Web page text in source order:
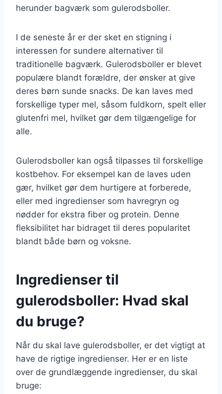
herunder bagværk som gulerodsboller.
I de seneste år er der sket en stigning i
interessen for sundere alternativer til
traditionelle bagværk. Gulerodsboller er blevet
populære blandt forældre, der ønsker at give
deres børn sunde snacks. De kan laves med
forskellige typer mel, såsom fuldkorn, spelt eller
glutenfri mel, hvilket gør dem tilgængelige for
alle.
Gulerodsboller kan også tilpasses til forskellige
kostbehov. For eksempel kan de laves uden
gær, hvilket gør dem hurtigere at forberede,
eller med ingredienser som havregryn og
nødder for ekstra fiber og protein. Denne
fleksibilitet har bidraget til deres popularitet
blandt både børn og voksne.
Ingredienser til
gulerodsboller: Hvad skal
du bruge?
Når du skal lave gulerodsboller, er det vigtigt at
have de rigtige ingredienser. Her er en liste
over de grundlæggende ingredienser, du skal
bruge: